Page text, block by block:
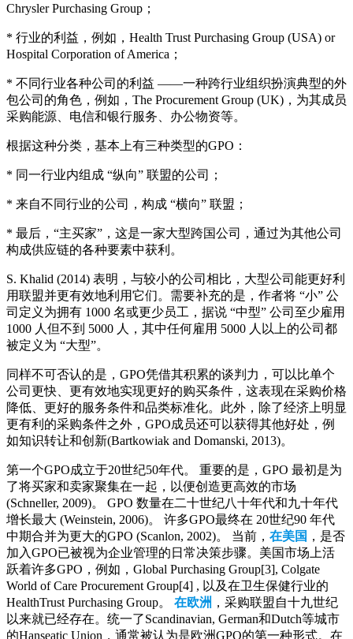
Chrysler Purchasing Group；
* 行业的利益，例如，Health Trust Purchasing Group (USA) or
Hospital Corporation of America；
* 不同行业各种公司的利益 ——一种跨行业组织扮演典型的外
包公司的角色，例如，The Procurement Group (UK)，为其成员
采购能源、电信和银行服务、办公物资等。
根据这种分类，基本上有三种类型的GPO：
* 同一行业内组成 “纵向” 联盟的公司；
* 来自不同行业的公司，构成 “横向” 联盟；
* 最后，“主买家”，这是一家大型跨国公司，通过为其他公司
构成供应链的各种要素中获利。
S. Khalid (2014) 表明，与较小的公司相比，大型公司能更好利
用联盟并更有效地利用它们。需要补充的是，作者将 “小” 公
司定义为拥有 1000 名或更少员工，据说 “中型” 公司至少雇用
1000 人但不到 5000 人，其中任何雇用 5000 人以上的公司都
被定义为 “大型”。
同样不可否认的是，GPO凭借其积累的谈判力，可以比单个
公司更快、更有效地实现更好的购买条件，这表现在采购价格
降低、更好的服务条件和品类标准化。此外，除了经济上明显
更有利的采购条件之外，GPO成员还可以获得其他好处，例
如知识转让和创新(Bartkowiak and Domanski, 2013)。
第一个GPO成立于20世纪50年代。 重要的是，GPO 最初是为
了将买家和卖家聚集在一起，以便创造更高效的市场
(Schneller, 2009)。 GPO 数量在二十世纪八十年代和九十年代
增长最大 (Weinstein, 2006)。 许多GPO最终在 20世纪90 年代
中期合并为更大的GPO (Scanlon, 2002)。 当前， 在美国 ，是否
加入GPO已被视为企业管理的日常决策步骤。美国市场上活
跃着许多GPO，例如，Global Purchasing Group[3], Colgate
World of Care Procurement Group[4] , 以及在卫生保健行业的
HealthTrust Purchasing Group。 在欧洲 ，采购联盟自十九世纪
以来就已经存在。统一了Scandinavian, German和Dutch等城市
的Hanseatic Union，通常被认为是欧洲GPO的第一种形式。在